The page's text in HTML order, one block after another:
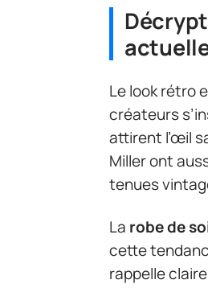
Le look rétro
créateurs
attirent l’œil
Miller ont
tenues
La robe de
cette
rappelle